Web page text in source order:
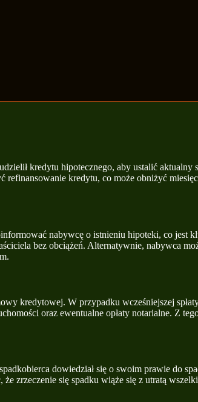
kredytu hipotecznego, aby ustalić aktualny
refinansowanie kredytu, co może obniżyć
nabywcę o istnieniu hipoteki, co jest
bez obciążeń. Alternatywnie, nabywca
kredytowej. W przypadku wcześniejszej
oraz ewentualne opłaty notarialne. Z
dowiedział się o swoim prawie do
zrzeczenie się spadku wiąże się z utratą